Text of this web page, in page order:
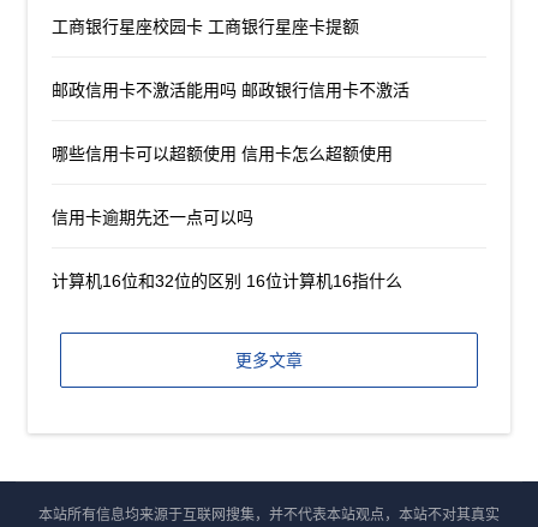
工商银行星座校园卡 工商银行星座卡提额
邮政信用卡不激活能用吗 邮政银行信用卡不激活
哪些信用卡可以超额使用 信用卡怎么超额使用
信用卡逾期先还一点可以吗
计算机16位和32位的区别 16位计算机16指什么
更多文章
本站所有信息均来源于互联网搜集，并不代表本站观点，本站不对其真实